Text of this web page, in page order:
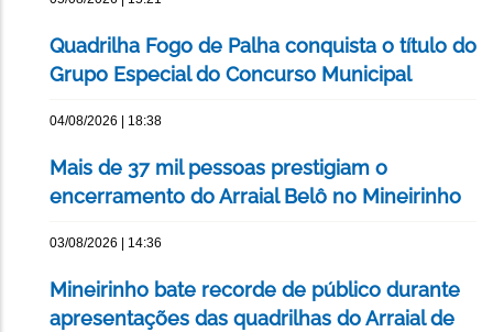
Quadrilha Fogo de Palha conquista o título do
Grupo Especial do Concurso Municipal
04/08/2026 | 18:38
Mais de 37 mil pessoas prestigiam o
encerramento do Arraial Belô no Mineirinho
03/08/2026 | 14:36
Mineirinho bate recorde de público durante
apresentações das quadrilhas do Arraial de